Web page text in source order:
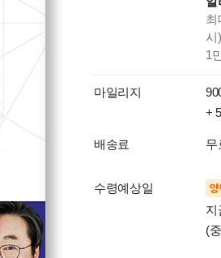
최
시
1
마일리지
+
배송료 무
수령예상일 양
지
(